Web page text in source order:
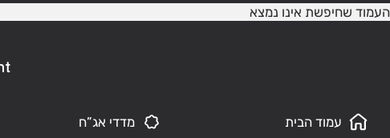
העמוד שחיפשת אינו נמצא
עמוד הבית מדדי אג”ח